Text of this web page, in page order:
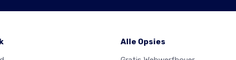
Alle Opsies